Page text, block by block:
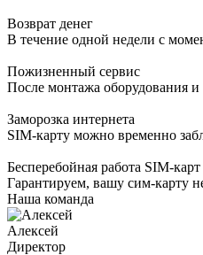
Возврат денег
В течение одной недели с
Пожизненный сервис
После монтажа оборудования
Заморозка интернета
SIM-карту можно временно
Бесперебойная работа SIM-карт
Гарантируем, вашу сим-карту
Наша команда
Алексей
Директор